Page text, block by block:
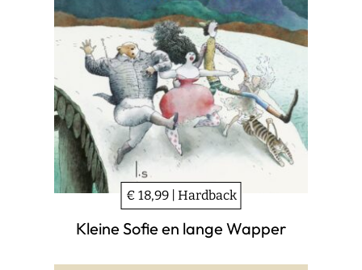
€ 18,99 | Hardback
Kleine Sofie en lange Wapper